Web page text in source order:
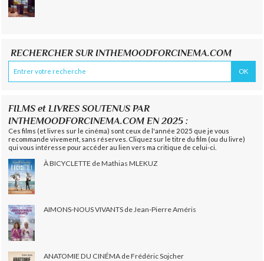
RECHERCHER SUR INTHEMOODFORCINEMA.COM
FILMS et LIVRES SOUTENUS PAR
INTHEMOODFORCINEMA.COM EN 2025 :
Ces films (et livres sur le cinéma) sont ceux de l'année 2025 que je vous
recommande vivement, sans réserves. Cliquez sur le titre du film (ou du livre)
qui vous intéresse pour accéder au lien vers ma critique de celui-ci.
À BICYCLETTE de Mathias MLEKUZ
AIMONS-NOUS VIVANTS de Jean-Pierre Améris
ANATOMIE DU CINÉMA de Frédéric Sojcher